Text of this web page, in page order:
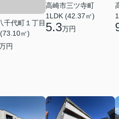
千代町１丁目
㎡)
円
高崎市三ツ寺町
1LDK (42.37㎡)
5.3万円